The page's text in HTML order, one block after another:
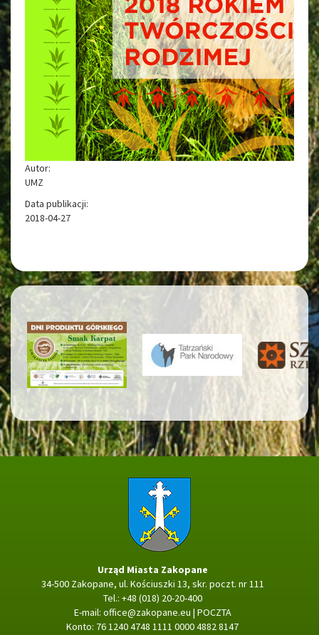
Autor:
UMZ
Data publikacji:
2018-04-27
Strona główna
Urząd Miasta Zakopane
34-500 Zakopane, ul. Kościuszki 13, skr. poczt. nr 111
Tel.: +48 (018) 20-20-400
E-mail: office@zakopane.eu | POCZTA
Konto: 76 1240 4748 1111 0000 4882 8147